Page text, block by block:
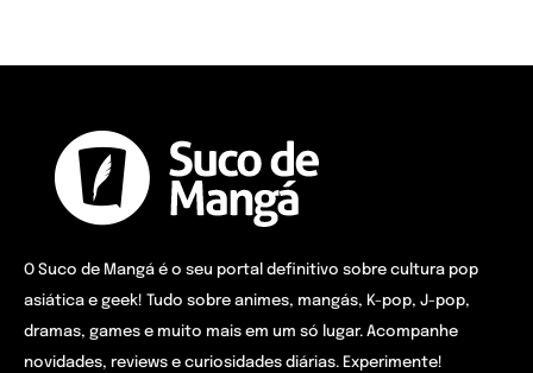
O Suco de Mangá é o seu portal definitivo sobre cultura pop
asiática e geek! Tudo sobre animes, mangás, K-pop, J-pop,
dramas, games e muito mais em um só lugar. Acompanhe
novidades, reviews e curiosidades diárias. Experimente!